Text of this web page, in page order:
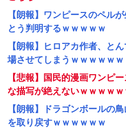
【朗報】ワンピースのペル
とう判明するｗｗｗｗｗ
【朗報】ヒロアカ作者、と
場させてしまうｗｗｗｗｗｗ
【悲報】国民的漫画ワンピ
な描写が絶えないｗｗｗｗｗ
【朗報】ドラゴンボールの
を取り戻すｗｗｗｗｗｗ